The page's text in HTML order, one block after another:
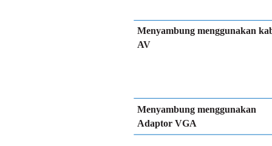
Menyambung menggunakan
AV
Menyambung menggunakan
Adaptor VGA